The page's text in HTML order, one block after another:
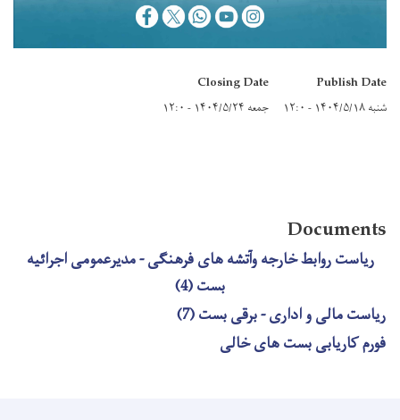
Publish Date
شنبه ۱۴۰۴/۵/۱۸ - ۱۲:۰
Closing Date
جمعه ۱۴۰۴/۵/۲۴ - ۱۲:۰
Documents
ریاست روابط خارجه وآتشه های فرهنگی - مدیرعمومی اجرائیه
بست (4)
ریاست مالی و اداری - برقی بست (7)
فورم کاریابی بست های خالی